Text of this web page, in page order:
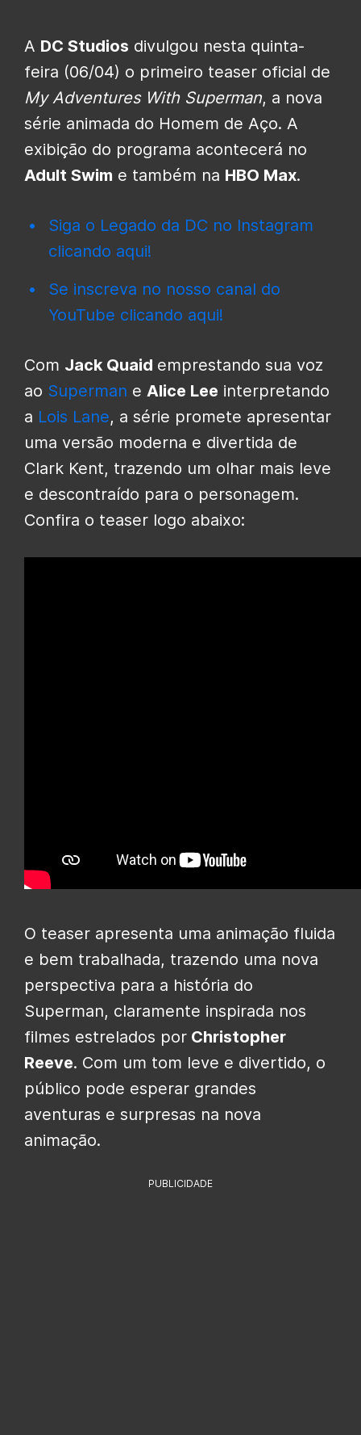
A DC Studios divulgou nesta quinta-
feira (06/04) o primeiro teaser oficial de
My Adventures With Superman, a nova
série animada do Homem de Aço. A
exibição do programa acontecerá no
Adult Swim e também na HBO Max.
Siga o Legado da DC no Instagram
clicando aqui!
Se inscreva no nosso canal do
YouTube clicando aqui!
Com Jack Quaid emprestando sua voz
ao Superman e Alice Lee interpretando
a Lois Lane, a série promete apresentar
uma versão moderna e divertida de
Clark Kent, trazendo um olhar mais leve
e descontraído para o personagem.
Confira o teaser logo abaixo:
O teaser apresenta uma animação fluida
e bem trabalhada, trazendo uma nova
perspectiva para a história do
Superman, claramente inspirada nos
filmes estrelados por Christopher
Reeve. Com um tom leve e divertido, o
público pode esperar grandes
aventuras e surpresas na nova
animação.
PUBLICIDADE